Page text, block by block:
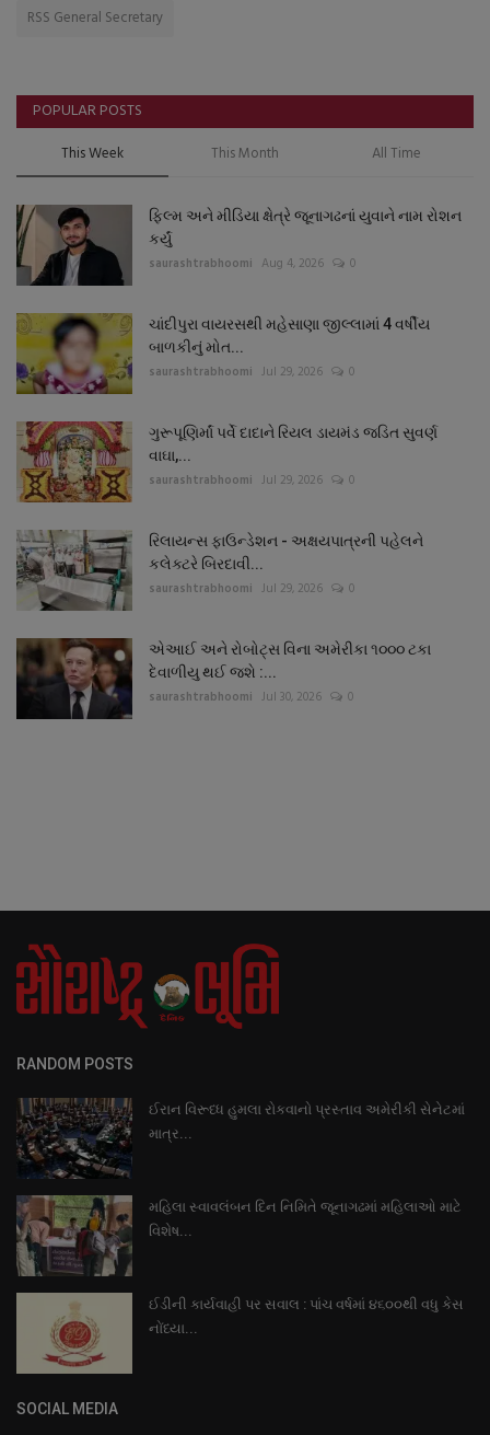
RSS General Secretary
POPULAR POSTS
This Week This Month All Time
ફિલ્મ અને મીડિયા ક્ષેત્રે જૂનાગઢનાં યુવાને નામ રોશન
કર્યું
saurashtrabhoomi Aug 4, 2026 0
ચાંદીપુરા વાયરસથી મહેસાણા જીલ્લામાં 4 વર્ષીય
બાળકીનું મોત...
saurashtrabhoomi Jul 29, 2026 0
ગુરૂપૂણિર્માં પર્વે દાદાને રિયલ ડાયમંડ જડિત સુવર્ણ
વાઘા,...
saurashtrabhoomi Jul 29, 2026 0
રિલાયન્સ ફાઉન્ડેશન - અક્ષયપાત્રની પહેલને
કલેક્ટરે બિરદાવી...
saurashtrabhoomi Jul 29, 2026 0
એઆઈ અને રોબોટ્સ વિના અમેરીકા ૧૦૦૦ ટકા
દેવાળીયુ થઈ જશે :...
saurashtrabhoomi Jul 30, 2026 0
RANDOM POSTS
ઈરાન વિરૂધ્ધ હુમલા રોકવાનો પ્રસ્તાવ અમેરીકી સેનેટમાં
માત્ર...
મહિલા સ્વાવલંબન દિન નિમિતે જૂનાગઢમાં મહિલાઓ માટે
વિશેષ...
ઈડીની કાર્યવાહી પર સવાલ : પાંચ વર્ષમાં ૪૬૦૦થી વધુ કેસ
નોંધ્યા...
SOCIAL MEDIA